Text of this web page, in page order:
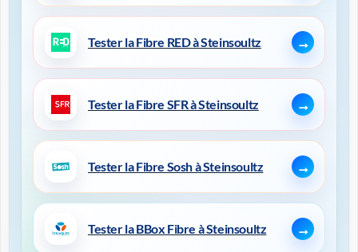
Tester la Fibre RED à Steinsoultz
Tester la Fibre SFR à Steinsoultz
Tester la Fibre Sosh à Steinsoultz
Tester la BBox Fibre à Steinsoultz